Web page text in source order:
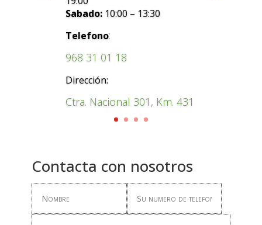
Sabado: 10:00 – 13:30
Telefono:
968 31 01 18
Dirección:
Ctra. Nacional 301, Km. 431
Contacta con nosotros